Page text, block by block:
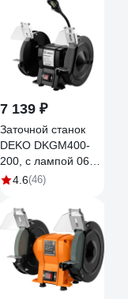
7 139 ₽
Заточной станок
DEKO DKGM400-
200, с лампой 063-
4324
4.6(46)